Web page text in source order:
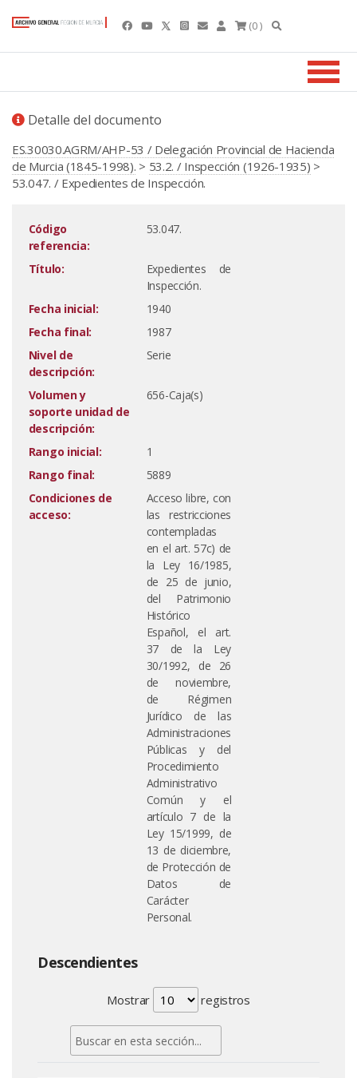
(0 )
Detalle del documento
ES.30030.AGRM/AHP-53 / Delegación Provincial de Hacienda
de Murcia (1845-1998). > 53.2. / Inspección (1926-1935) >
53.047. / Expedientes de Inspección.
Código
referencia:
53.047.
Título:
Expedientes de
Inspección.
Fecha inicial:
1940
Fecha final:
1987
Nivel de
descripción:
Serie
Volumen y
soporte unidad de
descripción:
656-Caja(s)
Rango inicial:
1
Rango final:
5889
Condiciones de
acceso:
Acceso libre, con
las restricciones
contempladas
en el art. 57c) de
la Ley 16/1985,
de 25 de junio,
del Patrimonio
Histórico
Español, el art.
37 de la Ley
30/1992, de 26
de noviembre,
de Régimen
Jurídico de las
Administraciones
Públicas y del
Procedimiento
Administrativo
Común y el
artículo 7 de la
Ley 15/1999, de
13 de diciembre,
de Protección de
Datos de
Carácter
Personal.
Descendientes
Mostrar registros